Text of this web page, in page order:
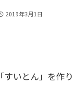
2019年3月1日
いとん」を作り